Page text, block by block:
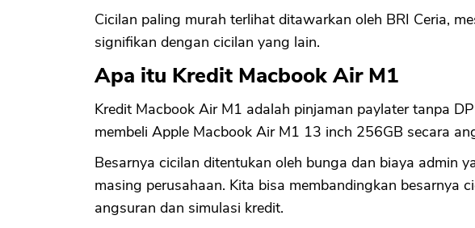
Cicilan paling murah terlihat ditawarkan oleh BRI Ceria,
signifikan dengan cicilan yang lain.
Apa itu Kredit Macbook Air M1
Kredit Macbook Air M1 adalah pinjaman paylater tanpa
membeli Apple Macbook Air M1 13 inch 256GB secara
Besarnya cicilan ditentukan oleh bunga dan biaya admin
masing perusahaan. Kita bisa membandingkan besarnya
angsuran dan simulasi kredit.